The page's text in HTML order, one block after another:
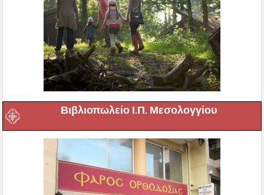
Βιβλιοπωλείο Ι.Π. Μεσολογγίου